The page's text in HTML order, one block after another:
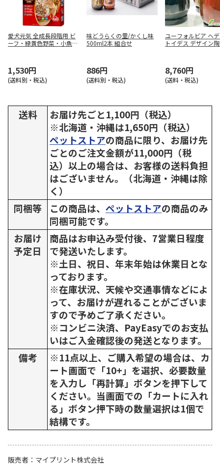
愛犬元気 全成長段階用 ビ
ーフ・緑黄色野菜・小魚入
1,530円
(送料別・税込)
味どうらくの里/かくし味
500ml2本 組合せ
886円
(送料別・税込)
ユーフォルビア ヘ
トイデス デザイン
8,760円
(送料・税込)
送料
お届け先ごと1,100円（税込）
※北海道・沖縄は1,650円（税込）
ペットストアの商品に限り、お届け先
ごとのご注文金額が11,000円（税
込）以上の場合は、お客様の送料負担
はございません。（北海道・沖縄は除
く）
同梱等
この商品は、 ペットストアの商品のみ
同梱可能です。
お届け
予定日
商品はお申込み受付後、7営業日程度
で発送いたします。
※土日、祝日、年末年始は休業日とな
っております。
※在庫状況、天候や交通事情などによ
って、お届けが遅れることがございま
すので予めご了承ください。
※コンビニ決済、PayEasyでのお支払
いはご入金確認後の発送となります。
備考
※11点以上、ご購入希望の場合は、カ
ート画面で「10+」を選択、必要数量
を入力し「再計算」ボタンを押下して
ください。当画面での「カートに入れ
る」ボタン押下時の数量選択は1個で
結構です。
販売者
マイプリント株式会社